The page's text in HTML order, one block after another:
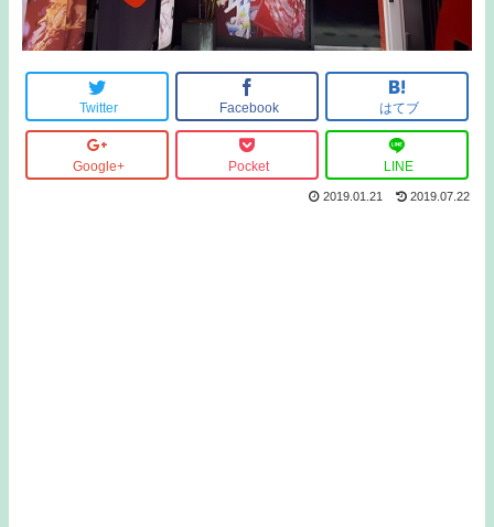
Twitter Facebook はてブ
Google+ Pocket LINE
2019.01.21 2019.07.22